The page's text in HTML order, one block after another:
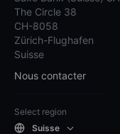
The Circle 38
CH-8058
Zürich-Flughafen
Suisse
Nous contacter
Select region
Suisse